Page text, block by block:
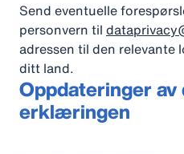
Send eventuelle
personvern til
adressen til den relevante
ditt land.
Oppdateringer av
erklæringen